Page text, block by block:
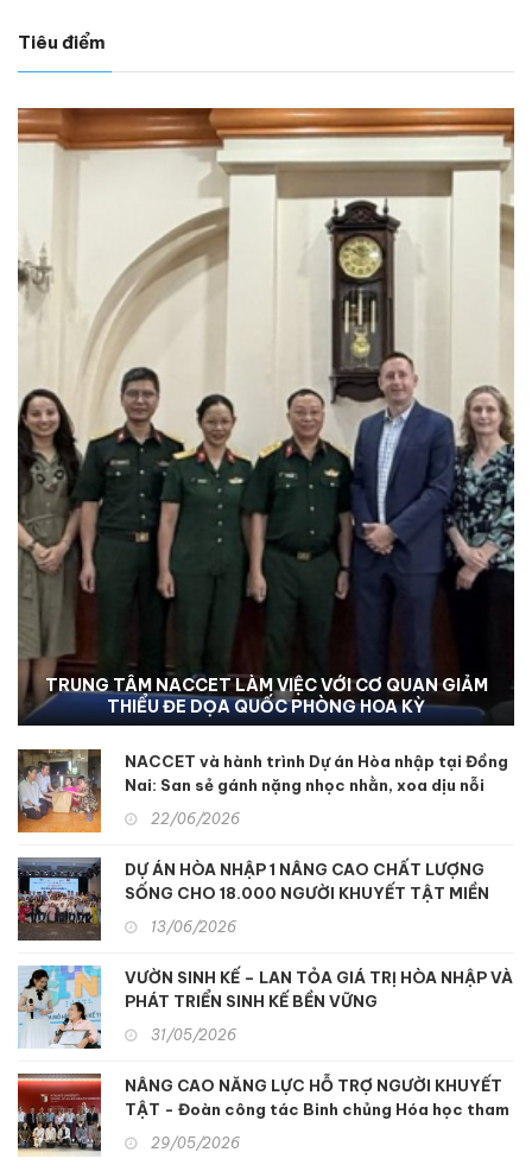
Tiêu điểm
DỰ ÁN HÒA NHẬP 2b MỞ RỘNG CƠ HỘI HÒA NHẬP,
NÂNG CAO CHẤT LƯỢNG SỐNG CHO NGƯỜI
KHUYẾT TẬT TẠI KON TUM
NACCET và hành trình Dự án Hòa nhập tại Đồng
Nai: San sẻ gánh nặng nhọc nhằn, xoa dịu nỗi
đau da cam
22/06/2026
DỰ ÁN HÒA NHẬP 1 NÂNG CAO CHẤT LƯỢNG
SỐNG CHO 18.000 NGƯỜI KHUYẾT TẬT MIỀN
TRUNG
13/06/2026
VƯỜN SINH KẾ – LAN TỎA GIÁ TRỊ HÒA NHẬP VÀ
PHÁT TRIỂN SINH KẾ BỀN VỮNG
31/05/2026
NÂNG CAO NĂNG LỰC HỖ TRỢ NGƯỜI KHUYẾT
TẬT - Đoàn công tác Binh chủng Hóa học tham
quan, học tập kinh nghiệm hỗ trợ người khuyết
tật và nạn nhân chất độc da cam tại Nhật Bản
29/05/2026